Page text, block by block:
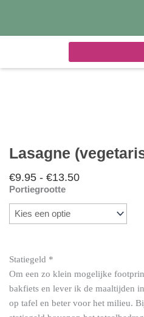
de
Lasagne
€9.95 - €13.50Prijsklasse:
€13.50
Portiegrootte
Statiegeld *
Om een zo klein mogelijke
bakfiets en lever ik de maaltijden
op tafel en beter voor het milieu.
Lasagne
(vegetarisch